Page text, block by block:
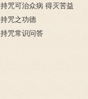
持咒可治众病 得灭苦益
持咒之功德
持咒常识问答